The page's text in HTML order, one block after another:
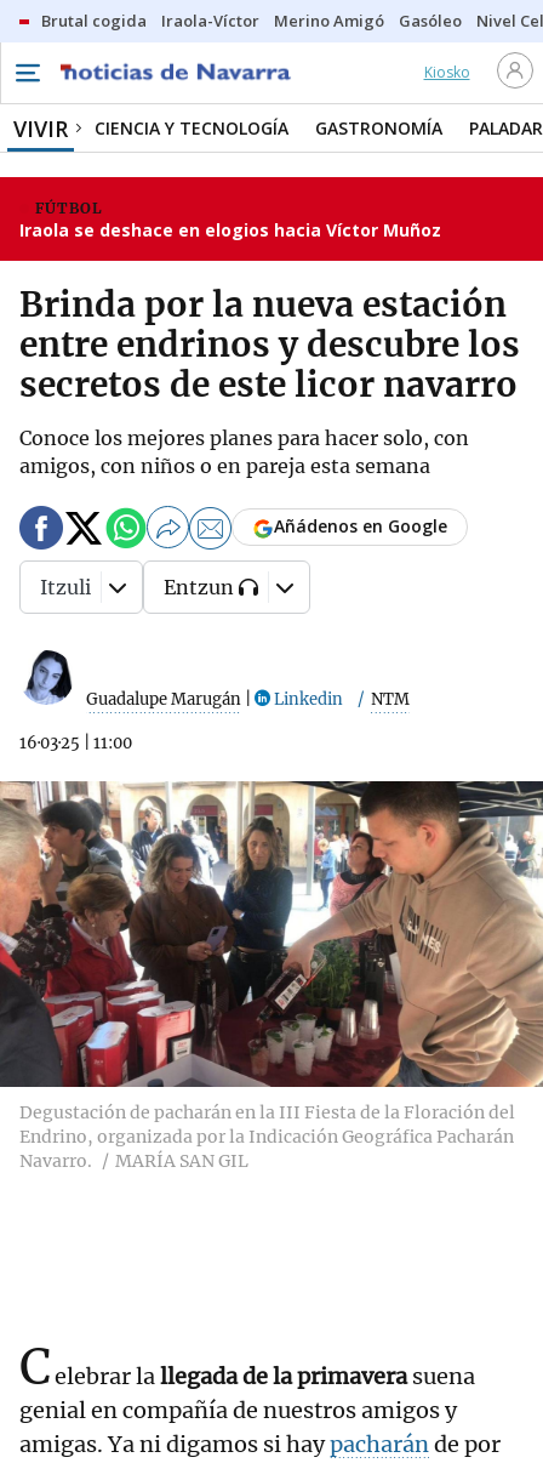
Brutal cogida Iraola-Víctor Merino Amigó Gasóleo Nivel
Kiosko
VIVIR CIENCIA Y TECNOLOGÍA GASTRONOMÍA PALADAR
FÚTBOL
Iraola se deshace en elogios hacia Víctor Muñoz
Brinda por la nueva estación
entre endrinos y descubre los
secretos de este licor navarro
Conoce los mejores planes para hacer solo, con
amigos, con niños o en pareja esta semana
Guadalupe Marugán Linkedin NTM
16·03·25 11:00
Añádenos en Google
Itzuli Entzun
Degustación de pacharán en la III Fiesta de la Floración del
Endrino, organizada por la Indicación Geográfica Pacharán
Navarro.
MARÍA SAN GIL
Celebrar lallegada de la primaverasuena
genial en compañía de nuestros amigos y
amigas. Ya ni digamos si haypacharánde por